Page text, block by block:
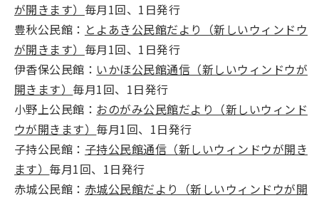
が開きます） 毎月1回、1日発行
豊秋公民館： とよあき公民館だより（新しいウィンドウ
が開きます） 毎月1回、1日発行
伊香保公民館： いかほ公民館通信（新しいウィンドウが
開きます） 毎月1回、1日発行
小野上公民館： おのがみ公民館だより（新しいウィンド
ウが開きます） 毎月1回、1日発行
子持公民館： 子持公民館通信（新しいウィンドウが開き
ます） 毎月1回、1日発行
赤城公民館： 赤城公民館だより（新しいウィンドウが開